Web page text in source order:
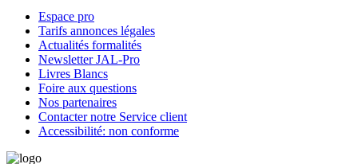
Espace pro
Tarifs annonces légales
Actualités formalités
Newsletter JAL-Pro
Livres Blancs
Foire aux questions
Nos partenaires
Contacter notre Service client
Accessibilité: non conforme